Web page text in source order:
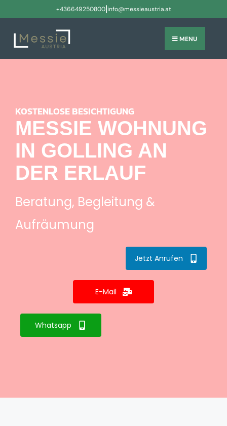
+436649250800|info@messieaustria.at
MENU
KOSTENLOSE BESICHTIGUNG
MESSIE WOHNUNG
IN GOLLING AN
DER ERLAUF
Beratung, Begleitung &
Aufräumung
Jetzt Anrufen
E-Mail
Whatsapp